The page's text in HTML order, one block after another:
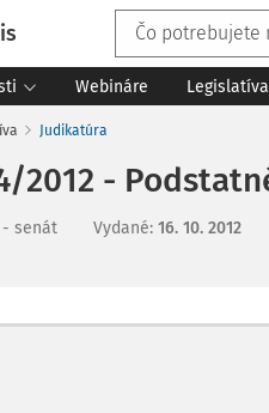
Webináre Legislatíva
Judikatúra
2012 -
- senát Vydané: 16. 10. 2012